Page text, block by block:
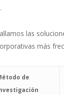
las
más
de